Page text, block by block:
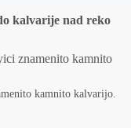
kalvarije nad reko
kamnito kalvarijo.